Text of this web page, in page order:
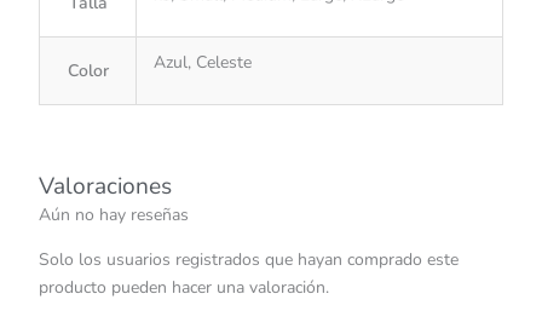
Color Azul, Celeste
Valoraciones
Aún no hay reseñas
Solo los usuarios registrados que hayan comprado este
producto pueden hacer una valoración.